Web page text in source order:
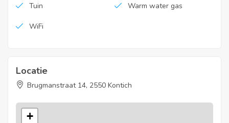
Tuin Warm water gas
WiFi
Locatie
Brugmanstraat 14, 2550 Kontich
+